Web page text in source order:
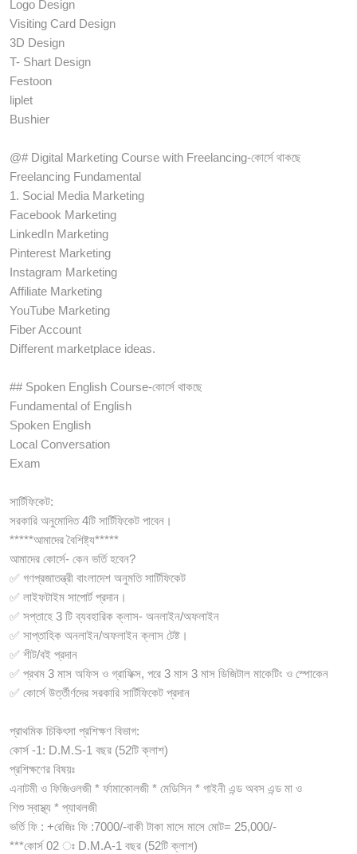
Logo Design
Visiting Card Design
3D Design
T- Shart Design
Festoon
liplet
Bushier
@# Digital Marketing Course with Freelancing-কোর্সে থাকছে
Freelancing Fundamental
1. Social Media Marketing
Facebook Marketing
LinkedIn Marketing
Pinterest Marketing
Instagram Marketing
Affiliate Marketing
YouTube Marketing
Fiber Account
Different marketplace ideas.
## Spoken English Course-কোর্সে থাকছে
Fundamental of English
Spoken English
Local Conversation
Exam
সার্টিফিকেট:
সরকারি অনুমোদিত 4টি সার্টিফিকেট পাবেন।
*****আমাদের বৈশিষ্ট্য*****
আমাদের কোর্সে- কেন ভর্তি হবেন?
✅ গণপ্রজাতন্ত্রী বাংলাদেশ অনুমতি সার্টিফিকেট
✅ লাইফটাইম সাপোর্ট প্রদান।
✅ সপ্তাহে 3 টি ব্যবহারিক ক্লাস- অনলাইন/অফলাইন
✅ সাপ্তাহিক অনলাইন/অফলাইন ক্লাস টেষ্ট।
✅ শীট/বই প্রদান
✅ প্রথম 3 মাস অফিস ও গ্রাফিক্স, পরে 3 মাস 3 মাস ডিজিটাল মাকেটিং ও স্পোকেন
✅ কোর্সে উর্ত্তীর্ণদের সরকারি সার্টিফিকেট প্রদান
প্রাথমিক চিকিৎসা প্রশিক্ষণ বিভাগ:
কোর্স -1: D.M.S-1 বছর (52টি ক্লাশ)
প্রশিক্ষণের বিষয়ঃ
এনাটমী ও ফিজিওলজী * র্ফামাকোলজী * মেডিসিন * গাইনী এন্ড অবস এন্ড মা ও
শিশু স্বাস্থ্য * প্যাথলজী
ভর্তি ফি : +রেজিঃ ফি :7000/-বাকী টাকা মাসে মাসে মোট= 25,000/-
***কোর্স 02 ঃ D.M.A-1 বছর (52টি ক্লাশ)